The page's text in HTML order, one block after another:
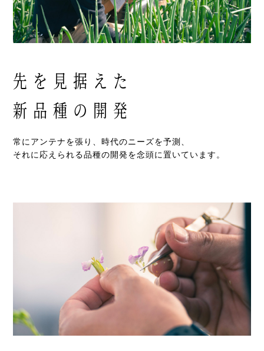
先を見据えた
新品種の開発
常にアンテナを張り、時代のニーズを予測、
それに応えられる品種の開発を念頭に置いています。